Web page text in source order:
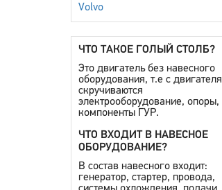
Volvo
ЧТО ТАКОЕ ГОЛЫЙ СТОЛБ?
Это двигатель без навесного
оборудования, т.е с двигателя
скручиваются
электрооборудование, опоры,
компоненты ГУР.
ЧТО ВХОДИТ В НАВЕСНОЕ
ОБОРУДОВАНИЕ?
В состав навесного входит:
генератор, стартер, провода,